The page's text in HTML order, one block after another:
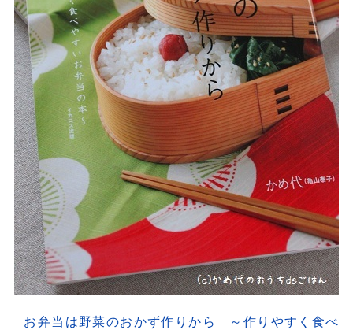
お弁当は野菜のおかず作りから ～作りやすく食べ